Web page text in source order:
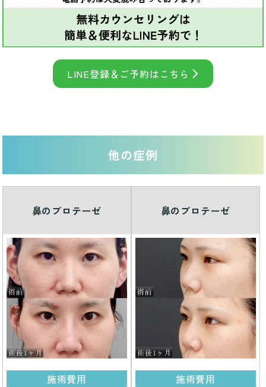
LINE登録＆ご予約はこちら
他の症例
鼻のプロテーゼ
施術費用
鼻のプロテーゼ
施術費用